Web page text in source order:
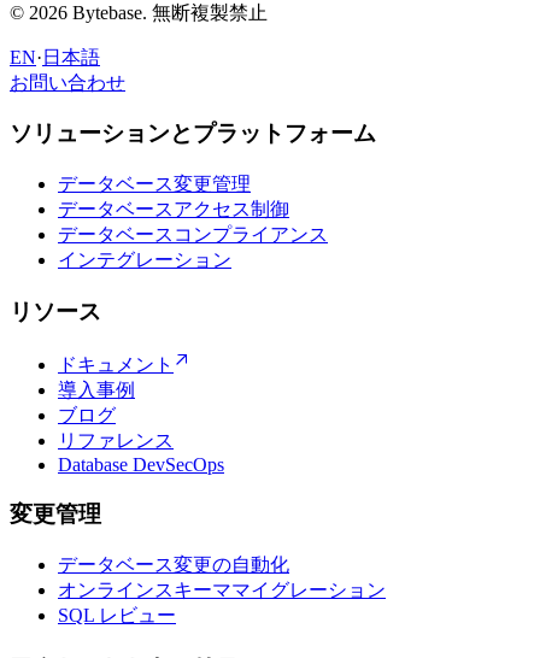
© 2026 Bytebase. 無断複製禁止
EN· 日本語
お問い合わせ
ソリューションとプラットフォーム
データベース変更管理
データベースアクセス制御
データベースコンプライアンス
インテグレーション
リソース
ドキュメント
導入事例
ブログ
リファレンス
Database DevSecOps
変更管理
データベース変更の自動化
オンラインスキーママイグレーション
SQL レビュー